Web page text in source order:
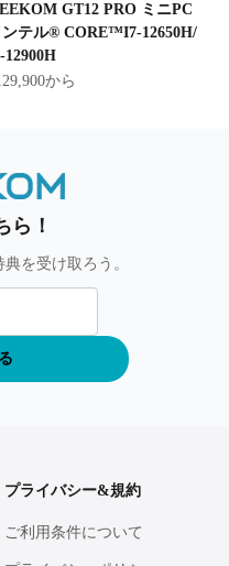
GT12 PRO ミニPC
ンテル® CORE™I7-12650H/
12900H
ル価格から
ら！
を受け取ろう。
プライバシー&規約
ご利用条件について